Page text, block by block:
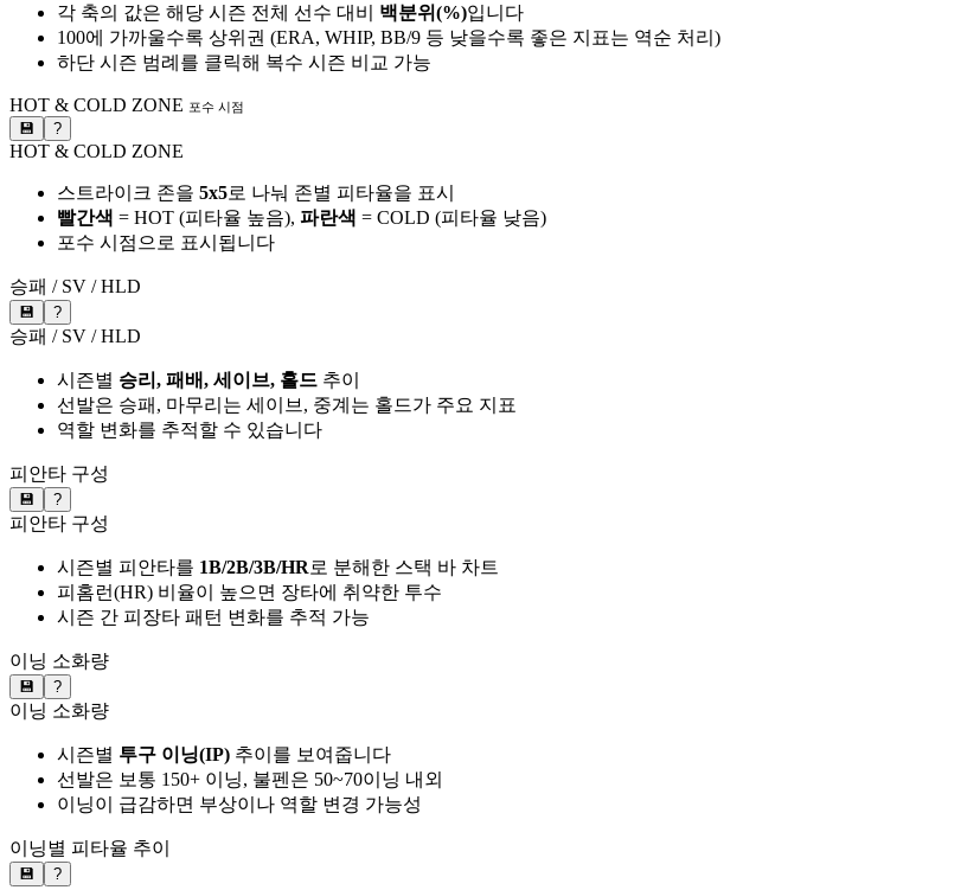
각 축의 값은 해당 시즌 전체 선수 대비 백분위(%)입니다
100에 가까울수록 상위권 (ERA, WHIP, BB/9 등 낮을수록 좋은 지표는 역순 처리)
하단 시즌 범례를 클릭해 복수 시즌 비교 가능
HOT & COLD ZONE 포수 시점
💾 ?
HOT & COLD ZONE
스트라이크 존을 5x5로 나눠 존별 피타율을 표시
빨간색 = HOT (피타율 높음), 파란색 = COLD (피타율 낮음)
포수 시점으로 표시됩니다
승패 / SV / HLD
💾 ?
승패 / SV / HLD
시즌별 승리, 패배, 세이브, 홀드 추이
선발은 승패, 마무리는 세이브, 중계는 홀드가 주요 지표
역할 변화를 추적할 수 있습니다
피안타 구성
💾 ?
피안타 구성
시즌별 피안타를 1B/2B/3B/HR로 분해한 스택 바 차트
피홈런(HR) 비율이 높으면 장타에 취약한 투수
시즌 간 피장타 패턴 변화를 추적 가능
이닝 소화량
💾 ?
이닝 소화량
시즌별 투구 이닝(IP) 추이를 보여줍니다
선발은 보통 150+ 이닝, 불펜은 50~70이닝 내외
이닝이 급감하면 부상이나 역할 변경 가능성
이닝별 피타율 추이
💾 ?